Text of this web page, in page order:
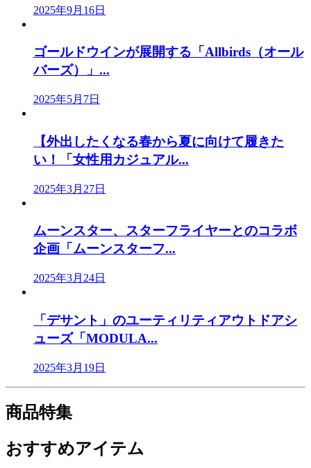
2025年9月16日
ゴールドウインが展開する「Allbirds（オール
バーズ）」...
2025年5月7日
【外出したくなる春から夏に向けて履きた
い！「女性用カジュアル...
2025年3月27日
ムーンスター、スターフライヤーとのコラボ
企画「ムーンスターフ...
2025年3月24日
「デサント」のユーティリティアウトドアシ
ューズ「MODULA...
2025年3月19日
商品特集
おすすめアイテム